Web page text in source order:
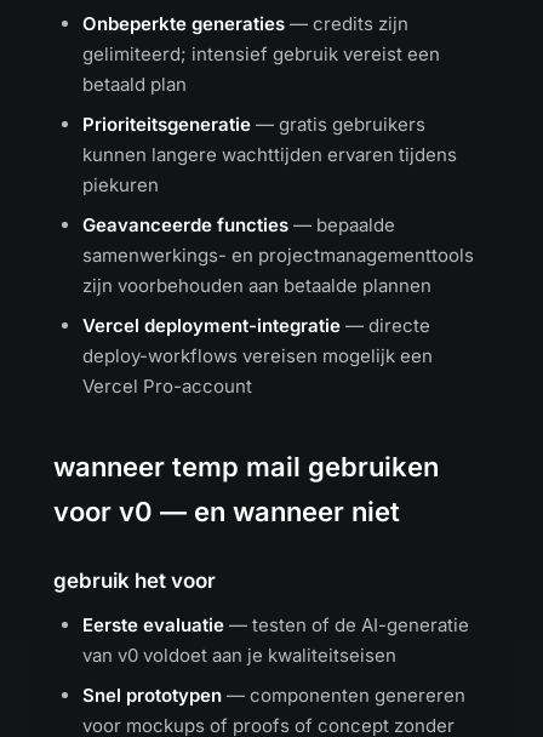
Onbeperkte generaties — credits zijn
gelimiteerd; intensief gebruik vereist een
betaald plan
Prioriteitsgeneratie — gratis gebruikers
kunnen langere wachttijden ervaren tijdens
piekuren
Geavanceerde functies — bepaalde
samenwerkings- en projectmanagementtools
zijn voorbehouden aan betaalde plannen
Vercel deployment-integratie — directe
deploy-workflows vereisen mogelijk een
Vercel Pro-account
wanneer temp mail gebruiken
voor v0 — en wanneer niet
gebruik het voor
Eerste evaluatie — testen of de AI-generatie
van v0 voldoet aan je kwaliteitseisen
Snel prototypen — componenten genereren
voor mockups of proofs of concept zonder